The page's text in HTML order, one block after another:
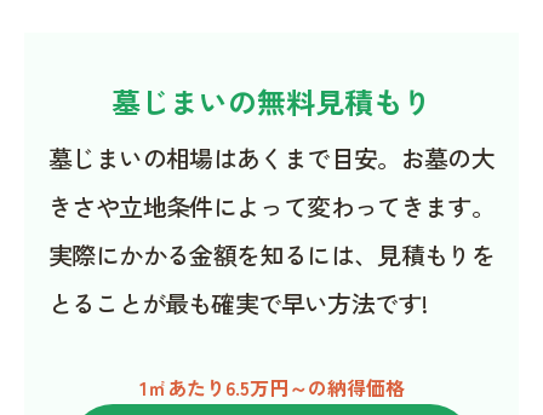
墓じまいの無料見積もり
墓じまいの相場はあくまで目安。お墓の大
きさや立地条件によって変わってきます。
実際にかかる金額を知るには、見積もりを
とることが最も確実で早い方法です!
1㎡あたり6.5万円～の納得価格